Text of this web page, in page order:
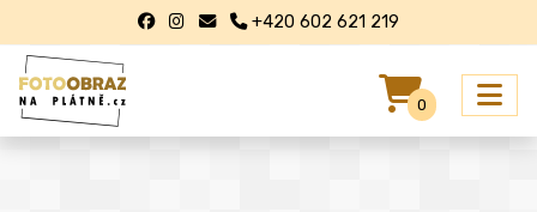
+420 602 621 219
0